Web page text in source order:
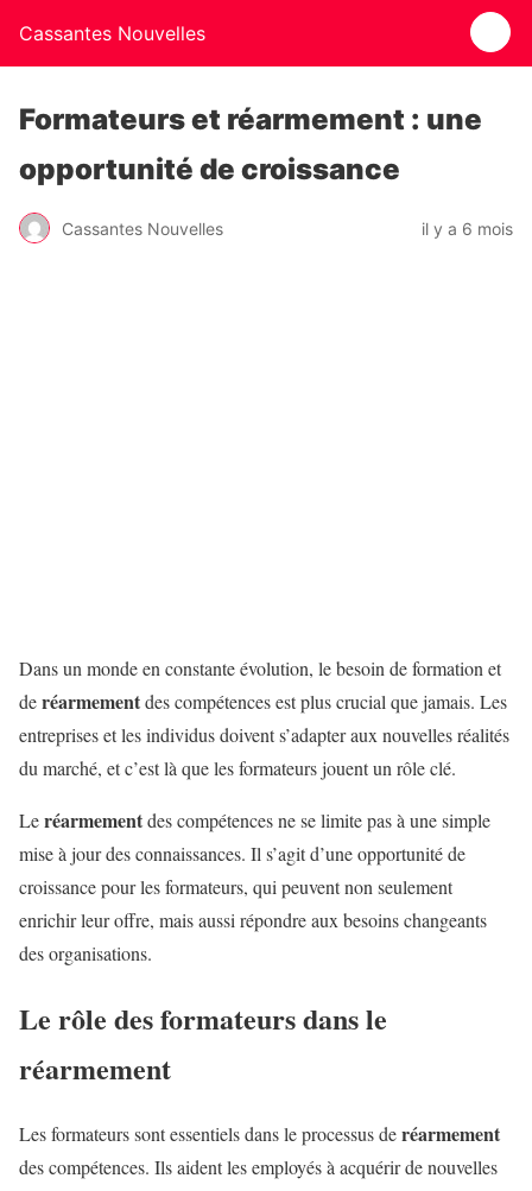
Cassantes Nouvelles
Formateurs et réarmement : une
opportunité de croissance
Cassantes Nouvelles il y a 6 mois
Dans un monde en constante évolution, le besoin de formation et
deréarmementdes compétences est plus crucial que jamais. Les
entreprises et les individus doivent s’adapter aux nouvelles réalités
du marché, et c’est là que les formateurs jouent un rôle clé.
Leréarmementdes compétences ne se limite pas à une simple
mise à jour des connaissances. Il s’agit d’une opportunité de
croissance pour les formateurs, qui peuvent non seulement
enrichir leur offre, mais aussi répondre aux besoins changeants
des organisations.
Le rôle des formateurs dans le
réarmement
Les formateurs sont essentiels dans le processus deréarmement
des compétences. Ils aident les employés à acquérir de nouvelles